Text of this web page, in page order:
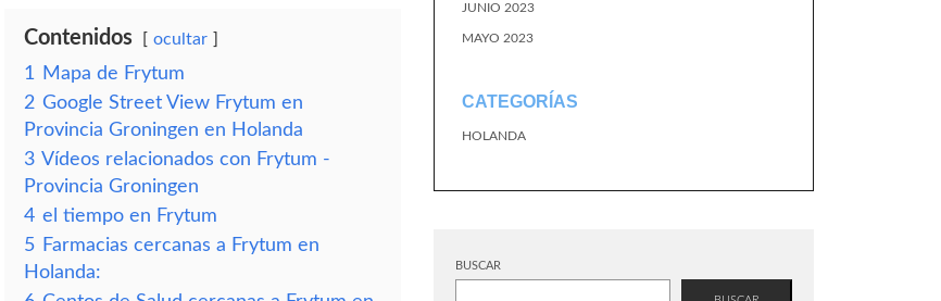
Contenidos ocultar
1
Mapa de Frytum
2 Google Street View Frytum en
Provincia Groningen en Holanda
3 Vídeos relacionados con Frytum -
Provincia Groningen
4 el tiempo en Frytum
5 Farmacias cercanas a Frytum en
Holanda:
JUNIO 2023
MAYO 2023
CATEGORÍAS
HOLANDA
BUSCAR